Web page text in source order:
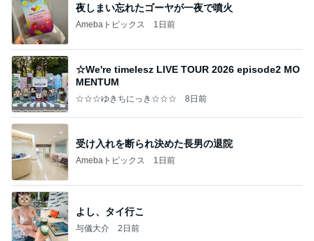
夜しまい忘れたゴーヤが一夜で噴火
Amebaトピックス 1日前
☆We're timelesz LIVE TOUR 2026 episode2 MO
MENTUM
☆☆☆ゆきちにっき☆☆☆ 8日前
受け入れを断られ決めた長男の退院
Amebaトピックス 1日前
よし、タイ行こ
与儀大介 2日前